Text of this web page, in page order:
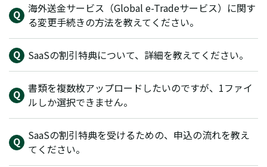
海外送金サービス（Global e-Tradeサービス）に関す
る変更手続きの方法を教えてください。
SaaSの割引特典について、詳細を教えてください。
書類を複数枚アップロードしたいのですが、1ファイ
ルしか選択できません。
SaaSの割引特典を受けるための、申込の流れを教え
てください。